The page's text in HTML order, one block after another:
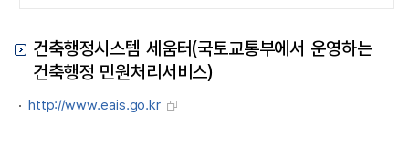
건축행정시스템 세움터(국토교통부에서 운영하는
건축행정 민원처리서비스)
http://www.eais.go.kr